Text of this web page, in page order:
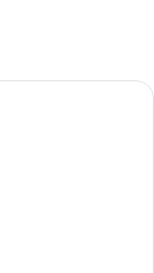
有線電視頻道、電視